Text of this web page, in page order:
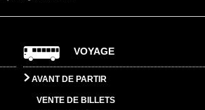
VOYAGE
AVANT DE PARTIR
VENTE DE BILLETS